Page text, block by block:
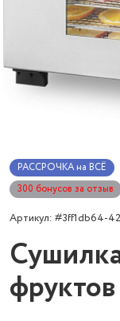
РАССРОЧКА на ВСЁ
300 бонусов за отзыв
Артикул: #3ff1db64-